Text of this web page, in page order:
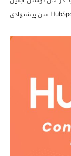
هستید؛ تنها کافی است موضوع را وارد کنید، و HubSpot متن پیشنهادی